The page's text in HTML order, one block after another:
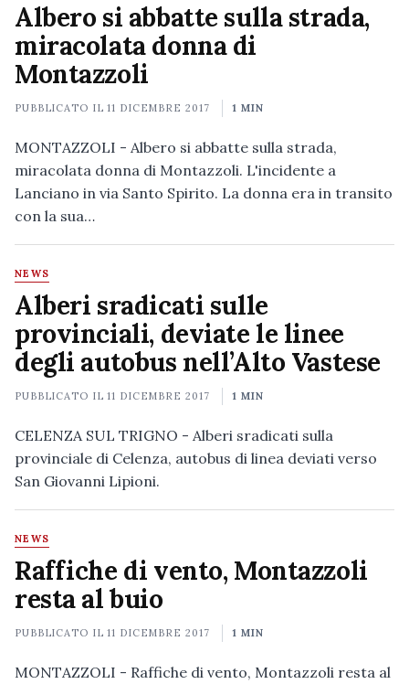
Albero si abbatte sulla strada,
miracolata donna di
Montazzoli
PUBBLICATO IL11 DICEMBRE 2017 1 MIN
MONTAZZOLI - Albero si abbatte sulla strada,
miracolata donna di Montazzoli. L'incidente a
Lanciano in via Santo Spirito. La donna era in transito
con la sua…
NEWS
Alberi sradicati sulle
provinciali, deviate le linee
degli autobus nell’Alto Vastese
PUBBLICATO IL11 DICEMBRE 2017 1 MIN
CELENZA SUL TRIGNO - Alberi sradicati sulla
provinciale di Celenza, autobus di linea deviati verso
San Giovanni Lipioni.
NEWS
Raffiche di vento, Montazzoli
resta al buio
PUBBLICATO IL11 DICEMBRE 2017 1 MIN
MONTAZZOLI - Raffiche di vento, Montazzoli resta al